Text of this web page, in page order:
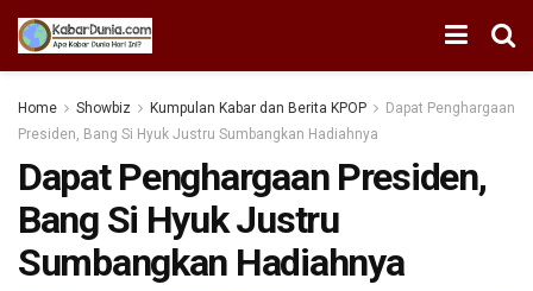
Home Showbiz Kumpulan Kabar dan Berita KPOP
Dapat Penghargaan
Presiden, Bang Si Hyuk Justru Sumbangkan Hadiahnya
Dapat Penghargaan Presiden,
Bang Si Hyuk Justru
Sumbangkan Hadiahnya